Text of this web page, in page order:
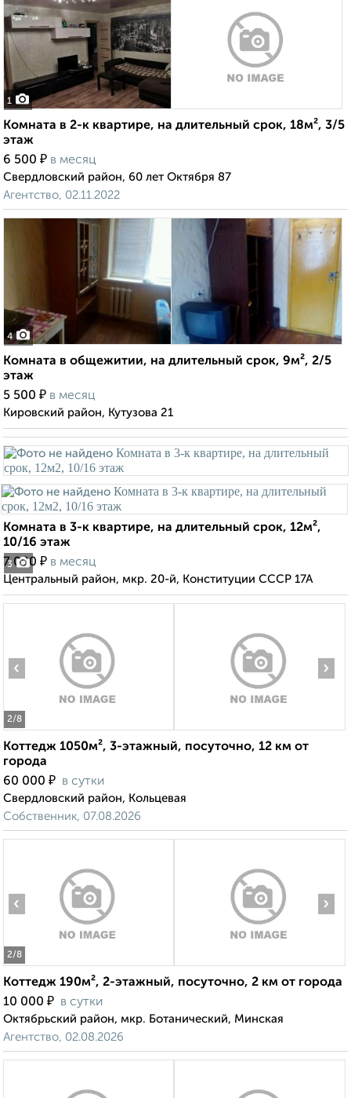
1
Комната в 2-к квартире, на длительный срок, 18м², 3/5
этаж
6 500 ₽ в месяц
Свердловский район, 60 лет Октября 87
Агентство, 02.11.2022
4
Комната в общежитии, на длительный срок, 9м², 2/5
этаж
5 500 ₽ в месяц
Кировский район, Кутузова 21
3
Комната в 3-к квартире, на длительный срок, 12м²,
10/16 этаж
7 000 ₽ в месяц
Центральный район, мкр. 20-й, Конституции СССР 17А
2/8
‹ ›
Коттедж 1050м², 3-этажный, посуточно, 12 км от
города
60 000 ₽ в сутки
Свердловский район, Кольцевая
Собственник, 07.08.2026
2/8
‹ ›
Коттедж 190м², 2-этажный, посуточно, 2 км от города
10 000 ₽ в сутки
Октябрьский район, мкр. Ботанический, Минская
Агентство, 02.08.2026